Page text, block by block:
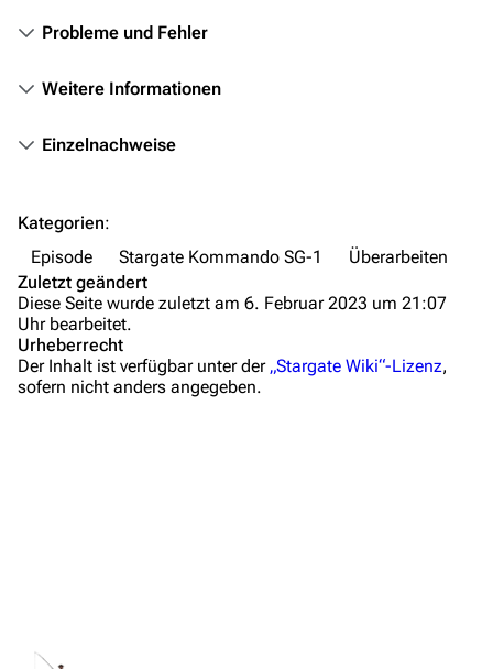
Hilfe
Letzte Änderungen
Anfragen
Administrations-Übersicht
Löschantrag
Vandalismus melden
Probleme und Fehler
Weitere Informationen
Einzelnachweise
Kategorien:
Episode
Stargate Kommando SG-1
Überarbeiten
Zuletzt geändert
Diese Seite wurde zuletzt am 6. Februar 2023 um 21:07
Uhr bearbeitet.
Urheberrecht
Der Inhalt ist verfügbar unter der „Stargate Wiki“-Lizenz,
sofern nicht anders angegeben.